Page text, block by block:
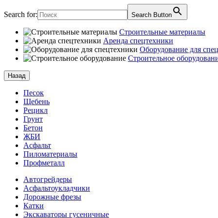
Search for: Search Button
Строительные материалы
Аренда спецтехники
Оборудование для
Строительное
Назад
Песок
Щебень
Рецикл
Грунт
Бетон
ЖБИ
Асфальт
Пиломатериалы
Профметалл
Автогрейдеры
Асфальто­укладчики
Дорожные фрезы
Катки
Экскаваторы гусеничные